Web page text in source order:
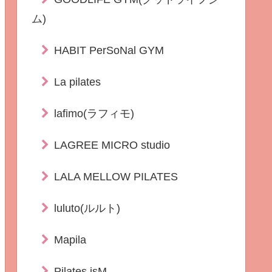
ム)
HABIT PerSoNal GYM
La pilates
lafimo(ラフィモ)
LAGREE MICRO studio
LALA MELLOW PILATES
luluto(ルルト)
Mapila